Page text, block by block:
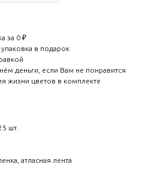
за 0 ₽
в подарок
деньги, если Вам не понравится
жизни цветов в комплекте
шт.
атласная лента